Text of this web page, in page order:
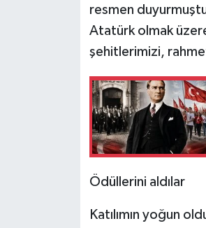
resmen
Atatürk olmak
şehitlerimizi,
Ödüllerini aldılar
Katılımın yoğun